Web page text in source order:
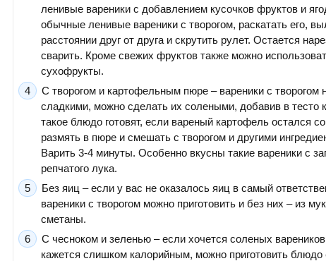
ленивые вареники с добавлением кусочков фруктов и
обычные ленивые вареники с творогом, раскатать его,
расстоянии друг от друга и скрутить рулет. Остается
сварить. Кроме свежих фруктов также можно
сухофрукты.
С творогом и картофельным пюре – вареники с
сладкими, можно сделать их солеными, добавив в
такое блюдо готовят, если вареный картофель остался
размять в пюре и смешать с творогом и другими
Варить 3-4 минуты. Особенно вкусны такие вареники с
репчатого лука.
Без яиц – если у вас не оказалось яиц в самый
вареники с творогом можно приготовить и без них – из
сметаны.
С чесноком и зеленью – если хочется соленых
кажется слишком калорийным, можно приготовить блюдо